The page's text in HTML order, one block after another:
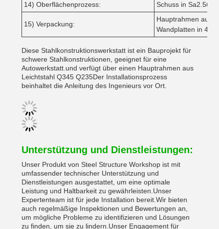
14) Oberflächenprozess:
Schuss in
15) Verpackung:
Hauptrahmen aus
Wandplatten in 40'
Diese Stahlkonstruktionswerkstatt ist ein Bauprojekt für
schwere Stahlkonstruktionen, geeignet für eine
Autowerkstatt.und verfügt über einen Hauptrahmen aus
Leichtstahl Q345 Q235Der Installationsprozess
beinhaltet die Anleitung des Ingenieurs vor Ort.
Unterstützung und Dienstleistungen:
Unser Produkt von Steel Structure Workshop ist mit
umfassender technischer Unterstützung und
Dienstleistungen ausgestattet, um eine optimale
Leistung und Haltbarkeit zu gewährleisten.Unser
Expertenteam ist für jede Installation bereit.Wir bieten
auch regelmäßige Inspektionen und Bewertungen an,
um mögliche Probleme zu identifizieren und Lösungen
zu finden, um sie zu lindern.Unser Engagement für